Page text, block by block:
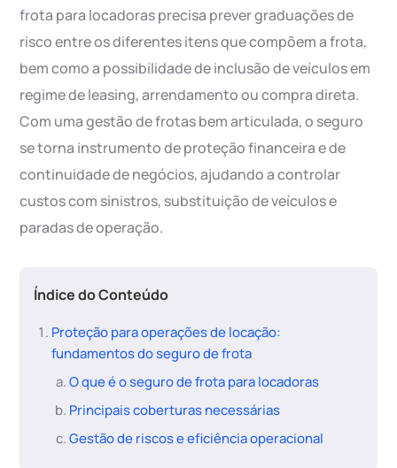
frota para locadoras precisa prever graduações de
risco entre os diferentes itens que compõem a frota,
bem como a possibilidade de inclusão de veículos em
regime de leasing, arrendamento ou compra direta.
Com uma gestão de frotas bem articulada, o seguro
se torna instrumento de proteção financeira e de
continuidade de negócios, ajudando a controlar
custos com sinistros, substituição de veículos e
paradas de operação.
Índice do Conteúdo
Proteção para operações de locação:
fundamentos do seguro de frota
O que é o seguro de frota para locadoras
Principais coberturas necessárias
Gestão de riscos e eficiência operacional